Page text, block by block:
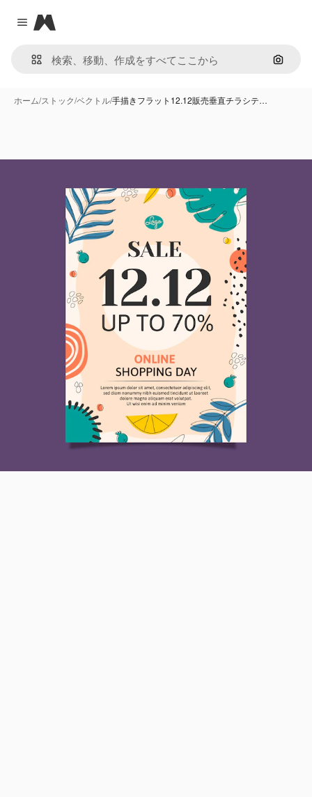
Close menu
Magnific
画像で
ホーム/ストック/ベクトル/手描きフラット12.12販売垂直チラシテ…